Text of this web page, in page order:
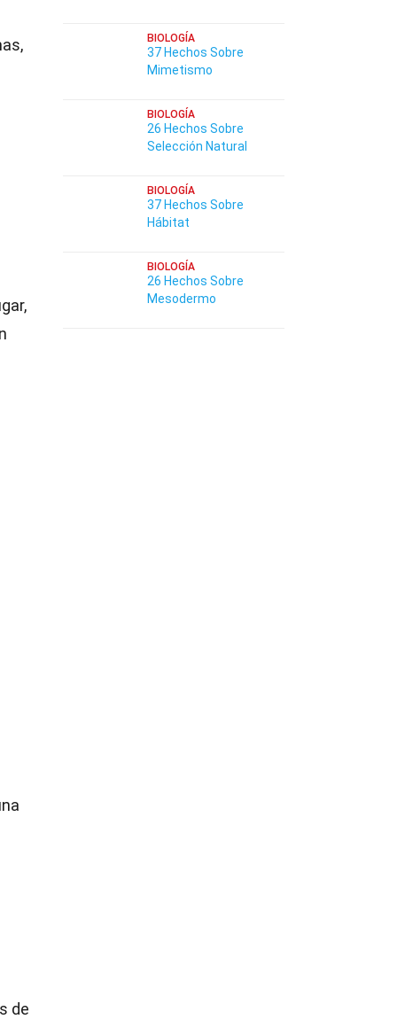
de
BIOLOGÍA
37 Hechos Sobre
Mimetismo
BIOLOGÍA
26 Hechos Sobre
Selección Natural
BIOLOGÍA
37 Hechos Sobre
Hábitat
BIOLOGÍA
26 Hechos Sobre
Mesodermo